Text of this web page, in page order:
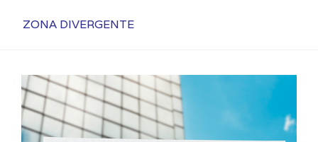
ZONA DIVERGENTE